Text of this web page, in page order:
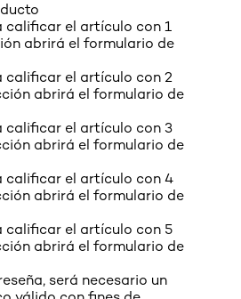
calificar el artículo con 1
abrirá el formulario de
calificar el artículo con 2
abrirá el formulario de
calificar el artículo con 3
abrirá el formulario de
calificar el artículo con 4
abrirá el formulario de
calificar el artículo con 5
abrirá el formulario de
será necesario un